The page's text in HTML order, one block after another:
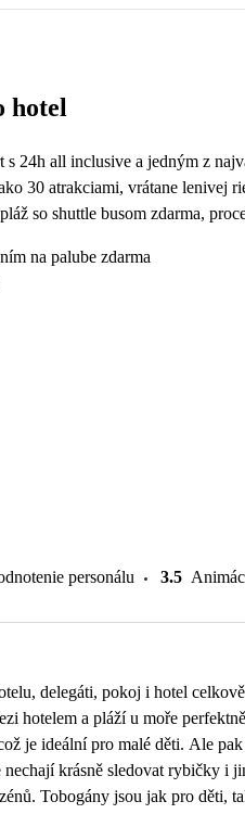
hotel
24h all inclusive a jedným z
30 atrakciami, vrátane lenivej
so shuttle busom zdarma,
na palube zdarma
personálu 3.5
delegáti, pokoj i hotel
hotelem a pláží u moře
je ideální pro malé děti. Ale
nechají krásně sledovat rybičky
Tobogány jsou jak pro děti,